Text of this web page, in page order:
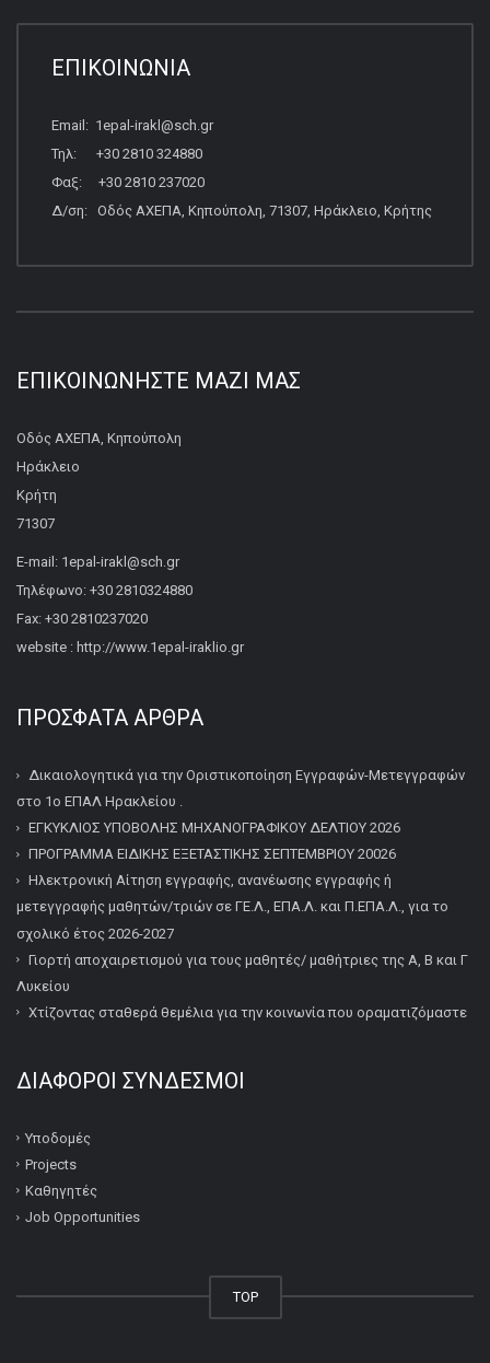
ΕΠΙΚΟΙΝΩΝΙΑ
Email: 1epal-irakl@sch.gr
Τηλ: +30 2810 324880
Φαξ: +30 2810 237020
Δ/ση: Οδός ΑΧΕΠΑ, Κηπούπολη, 71307, Ηράκλειο, Κρήτης
ΕΠΙΚΟΙΝΩΝΉΣΤΕ ΜΑΖΊ ΜΑΣ
Οδός ΑΧΕΠΑ, Κηπούπολη
Ηράκλειο
Κρήτη
71307
E-mail: 1epal-irakl@sch.gr
Τηλέφωνο: +30 2810324880
Fax: +30 2810237020
website : http://www.1epal-iraklio.gr
ΠΡΌΣΦΑΤΑ ΆΡΘΡΑ
Δικαιολογητικά για την Οριστικοποίηση Εγγραφών-Μετεγγραφών
στο 1ο ΕΠΑΛ Ηρακλείου .
ΕΓΚΥΚΛΙΟΣ ΥΠΟΒΟΛΗΣ ΜΗΧΑΝΟΓΡΑΦΙΚΟΥ ΔΕΛΤΙΟΥ 2026
ΠΡΟΓΡΑΜΜΑ ΕΙΔΙΚΗΣ ΕΞΕΤΑΣΤΙΚΗΣ ΣΕΠΤΕΜΒΡΙΟΥ 20026
Ηλεκτρονική Αίτηση εγγραφής, ανανέωσης εγγραφής ή
μετεγγραφής μαθητών/τριών σε ΓΕ.Λ., ΕΠΑ.Λ. και Π.ΕΠΑ.Λ., για το
σχολικό έτος 2026-2027
Γιορτή αποχαιρετισμού για τους μαθητές/ μαθήτριες της Α, Β και Γ
Λυκείου
Χτίζοντας σταθερά θεμέλια για την κοινωνία που οραματιζόμαστε
ΔΙΆΦΟΡΟΙ ΣΎΝΔΕΣΜΟΙ
Υποδομές
Projects
Καθηγητές
Job Opportunities
TOP